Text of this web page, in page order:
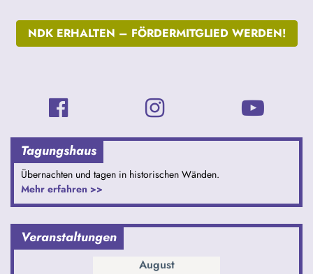
NDK ERHALTEN – FÖRDERMITGLIED WERDEN!
Tagungshaus
Übernachten und tagen in historischen Wänden.
Mehr erfahren >>
Veranstaltungen
August